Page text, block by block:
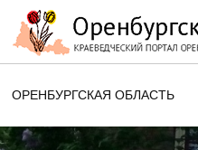
ОРЕНБУРГСКАЯ ОБЛАСТЬ